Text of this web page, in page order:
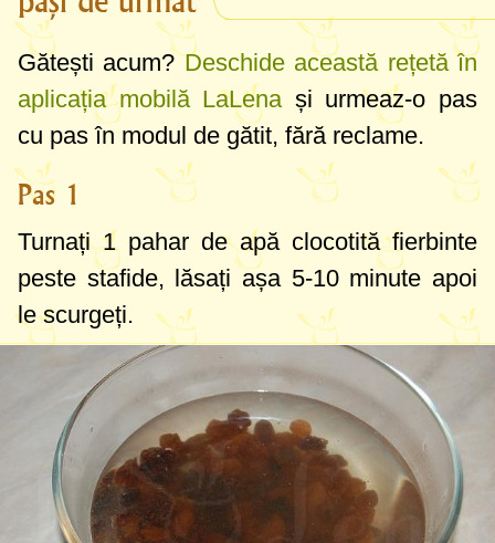
Gătești acum?Deschide această rețetă în
aplicația mobilă LaLena și urmeaz-o pas
cu pas în modul de gătit, fără reclame.
Pas 1
Turnați1 pahar de apă clocotită fierbinte
peste stafide, lăsați așa 5-10 minute apoi
le scurgeți.